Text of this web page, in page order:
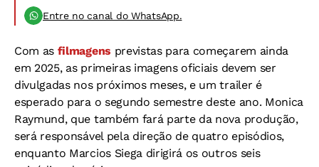
Entre no canal do WhatsApp.
Com as filmagens previstas para começarem ainda
em 2025, as primeiras imagens oficiais devem ser
divulgadas nos próximos meses, e um trailer é
esperado para o segundo semestre deste ano. Monica
Raymund, que também fará parte da nova produção,
será responsável pela direção de quatro episódios,
enquanto Marcios Siega dirigirá os outros seis